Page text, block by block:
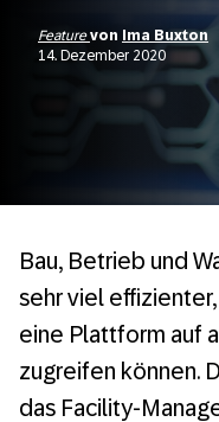
Featurevon
Ima Buxton
14. Dezember 2020
Bau, Betrieb und
sehr viel
eine Plattform auf
zugreifen können.
das Facility-